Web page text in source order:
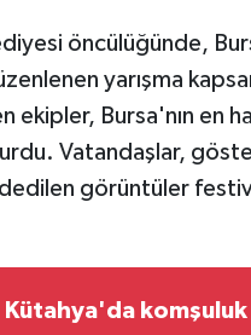
öncülüğünde,
yarışma
ekipler, Bursa'nın en
Vatandaşlar,
görüntüler
Kütahya'da